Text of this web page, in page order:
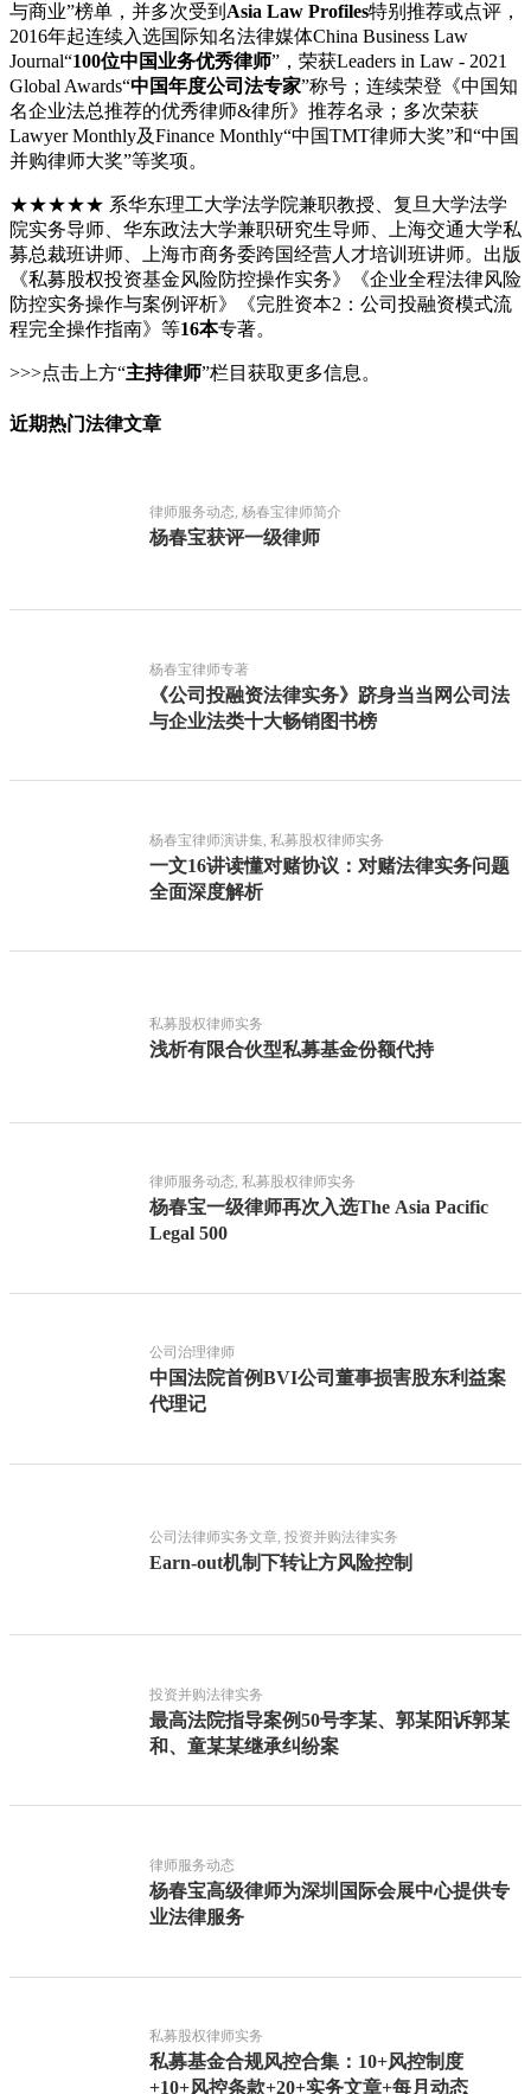
与商业”榜单，并多次受到 Asia Law Profiles特别推荐或点评，
2016年起连续入选国际知名法律媒体China Business Law
Journal“100位中国业务优秀律师”，荣获Leaders in Law - 2021
Global Awards“中国年度公司法专家”称号；连续荣登《中国知
名企业法总推荐的优秀律师&律所》推荐名录；多次荣获
Lawyer Monthly及Finance Monthly“中国TMT律师大奖”和“中国
并购律师大奖”等奖项。
★★★★★ 系华东理工大学法学院兼职教授、复旦大学法学
院实务导师、华东政法大学兼职研究生导师、上海交通大学私
募总裁班讲师、上海市商务委跨国经营人才培训班讲师。出版
《私募股权投资基金风险防控操作实务》《企业全程法律风险
防控实务操作与案例评析》《完胜资本2：公司投融资模式流
程完全操作指南》等16本专著。
>>>点击上方“主持律师”栏目获取更多信息。
近期热门法律文章
律师服务动态, 杨春宝律师简介
杨春宝获评一级律师
杨春宝律师专著
《公司投融资法律实务》跻身当当网公司法
与企业法类十大畅销图书榜
杨春宝律师演讲集, 私募股权律师实务
一文16讲读懂对赌协议：对赌法律实务问题
全面深度解析
私募股权律师实务
浅析有限合伙型私募基金份额代持
律师服务动态, 私募股权律师实务
杨春宝一级律师再次入选The Asia Pacific
Legal 500
公司治理律师
中国法院首例BVI公司董事损害股东利益案
代理记
公司法律师实务文章, 投资并购法律实务
Earn-out机制下转让方风险控制
投资并购法律实务
最高法院指导案例50号李某、郭某阳诉郭某
和、童某某继承纠纷案
律师服务动态
杨春宝高级律师为深圳国际会展中心提供专
业法律服务
私募股权律师实务
私募基金合规风控合集：10+风控制度
+10+风控条款+20+实务文章+每月动态